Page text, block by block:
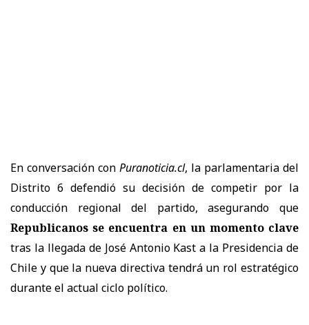
En conversación con Puranoticia.cl, la parlamentaria del
Distrito 6 defendió su decisión de competir por la
conducción regional del partido, asegurando que
Republicanos se encuentra en un momento clave
tras la llegada de José Antonio Kast a la Presidencia de
Chile y que la nueva directiva tendrá un rol estratégico
durante el actual ciclo político.